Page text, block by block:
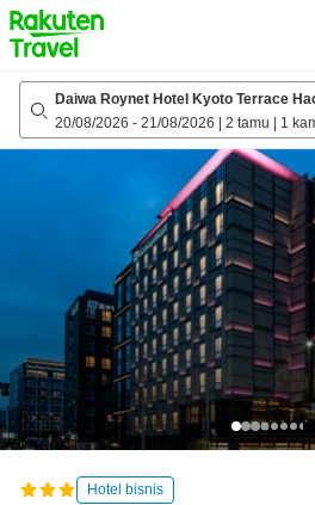
to
top
page
Daiwa Roynet Hotel Kyoto Terrace
20/08/2026 - 21/08/2026 2 tamu 1
Hotel bisnis